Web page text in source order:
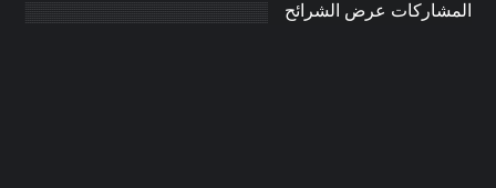
المشاركات عرض الشرائح